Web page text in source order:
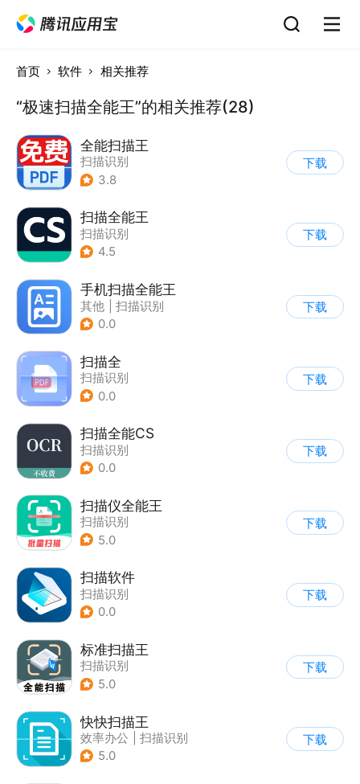
首页 软件 相关推荐
“极速扫描全能王”的相关推荐(28)
全能扫描王
扫描识别
3.8
下载
扫描全能王
扫描识别
4.5
下载
手机扫描全能王
其他
扫描识别
0.0
下载
扫描全
扫描识别
0.0
下载
扫描全能CS
扫描识别
0.0
下载
扫描仪全能王
扫描识别
5.0
下载
扫描软件
扫描识别
0.0
下载
标准扫描王
扫描识别
5.0
下载
快快扫描王
效率办公
扫描识别
5.0
下载